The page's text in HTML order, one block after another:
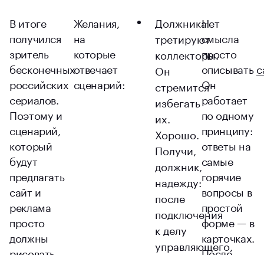
В итоге
получился
зритель
бесконечных
российских
сериалов.
Поэтому и
сценарий,
который
будут
предлагать
сайт и
реклама
просто
должны
Желания,
на
которые
отвечает
сценарий:
Должника
третируют
коллекторы.
Он
стремится
избегать
их.
Хорошо.
Получи,
должник,
надежду:
после
подключения
к делу
управляющего,
Нет
смысла
просто
описывать
Он
работает
по одному
принципу:
ответы на
самые
горячие
вопросы в
простой
форме — в
карточках.